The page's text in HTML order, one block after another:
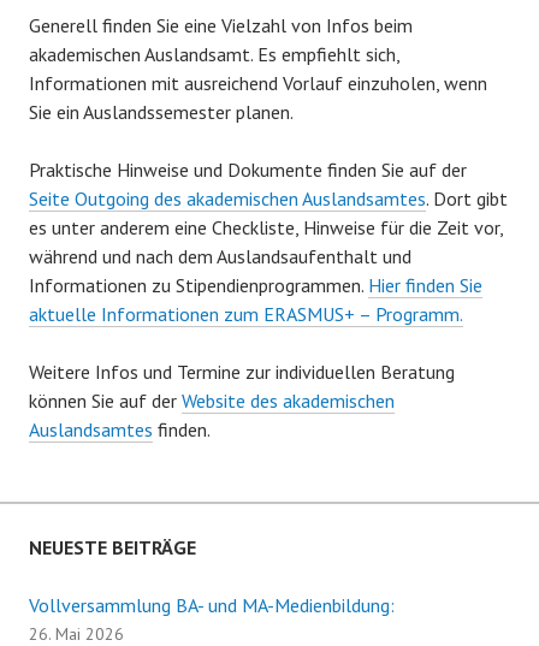
Generell finden Sie eine Vielzahl von Infos beim
akademischen Auslandsamt. Es empfiehlt sich,
Informationen mit ausreichend Vorlauf einzuholen, wenn
Sie ein Auslandssemester planen.
Praktische Hinweise und Dokumente finden Sie auf der
Seite Outgoing des akademischen Auslandsamtes. Dort gibt
es unter anderem eine Checkliste, Hinweise für die Zeit vor,
während und nach dem Auslandsaufenthalt und
Informationen zu Stipendienprogrammen. Hier finden Sie
aktuelle Informationen zum ERASMUS+ – Programm.
Weitere Infos und Termine zur individuellen Beratung
können Sie auf der Website des akademischen
Auslandsamtes finden.
NEUESTE BEITRÄGE
Vollversammlung BA- und MA-Medienbildung:
26. Mai 2026